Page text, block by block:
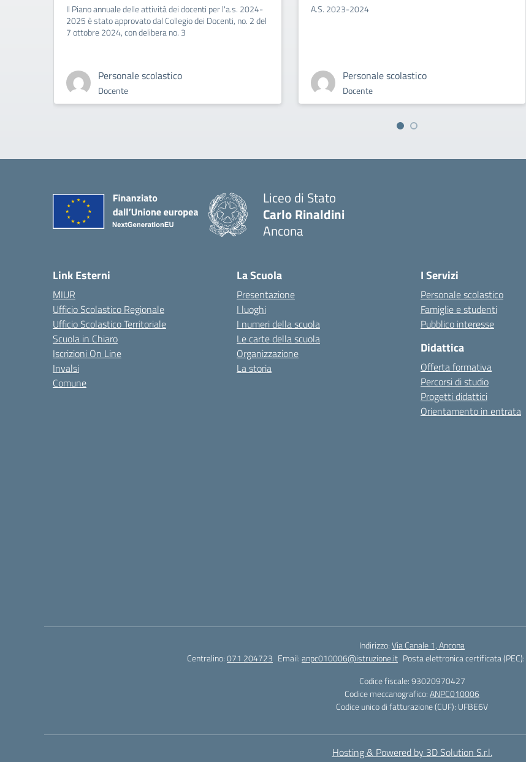
Il Piano annuale delle attività dei docenti per l'a.s. 2024-
2025 è stato approvato dal Collegio dei Docenti, no. 2 del
7 ottobre 2024, con delibera no. 3
Personale scolastico
Docente
A.S. 2023-2024
Personale scolastico
Docente
Liceo di Stato
Carlo Rinaldini
Ancona
Link Esterni
MIUR
Ufficio Scolastico Regionale
Ufficio Scolastico Territoriale
Scuola in Chiaro
Iscrizioni On Line
Invalsi
Comune
La Scuola
Presentazione
I luoghi
I numeri della scuola
Le carte della scuola
Organizzazione
La storia
I Servizi
Personale scolastico
Famiglie e studenti
Pubblico interesse
Didattica
Offerta formativa
Percorsi di studio
Progetti didattici
Orientamento in entrata
Indirizzo:Via Canale 1, Ancona
Centralino:071 204723 Email:anpc010006@istruzione.it Posta elettronica certificata (PEC):
Codice fiscale: 93020970427
Codice meccanografico:ANPC010006
Codice unico di fatturazione (CUF): UFBE6V
Hosting & Powered by 3D Solution S.r.l.